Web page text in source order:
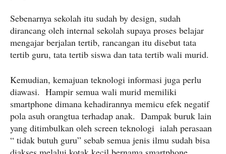
Sebenarnya sekolah itu sudah by design, sudah
dirancang oleh internal sekolah supaya proses belajar
mengajar berjalan tertib, rancangan itu disebut tata
tertib guru, tata tertib siswa dan tata tertib wali murid.
Kemudian, kemajuan teknologi informasi juga perlu
diawasi. Hampir semua wali murid memiliki
smartphone dimana kehadirannya memicu efek negatif
pola asuh orangtua terhadap anak. Dampak buruk lain
yang ditimbulkan oleh screen teknologi ialah perasaan
“ tidak butuh guru” sebab semua jenis ilmu sudah bisa